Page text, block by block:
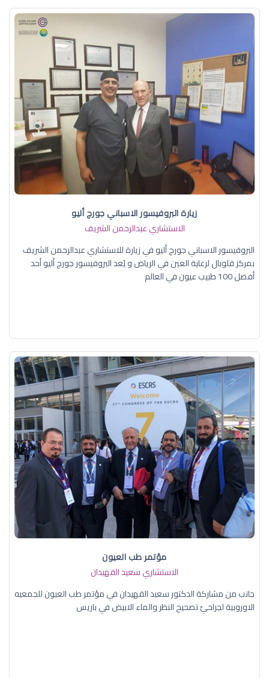
زيارة البروفيسور الاسباني جورج أليو
الاستشاري عبدالرحمن الشريف
البروفيسور الاسباني جورج أليو في زيارة للاستشاري عبدالرحمن الشريف
بمركز قلوبال لرعاية العين في الرياض و يُعد البروفيسور جورج أليو أحد
أفضل 100 طبيب عيون في العالم
مؤتمر طب العيون
الاستشاري سعيد القهيدان
جانب من مشاركة الدكتور سعيد القهيدان في مؤتمر طب العيون للجمعيه
الاوروبية لجراحيّ تصحيح النظر والماء الابيض في باريس